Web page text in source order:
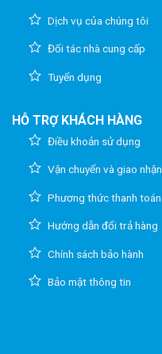
Dịch vụ của chúng tôi
Đối tác nhà cung cấp
Tuyển dụng
HỖ TRỢ KHÁCH HÀNG
Điều khoản sử dụng
Vận chuyển và giao nhận
Phương thức thanh toán
Hướng dẫn đổi trả hàng
Chính sách bảo hành
Bảo mật thông tin